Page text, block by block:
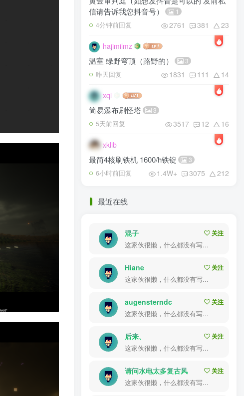
信请告诉我您抖音号）
1
4分钟前回复 2761 381 23
hajimilmz
温室 绿野穹顶（路野的） 3
昨天回复 1831 111 14
xql
简易瀑布刷怪塔 3
5天前回复 3517 12 16
xklib
最简4核刷铁机 1600/h铁锭 3
6小时前回复 1.4W+ 3075 212
最近在线
混子
关注
这家伙很懒，什么都没有写...
Hiane
关注
这家伙很懒，什么都没有写...
augensterndc
关注
这家伙很懒，什么都没有写...
后来、
关注
这家伙很懒，什么都没有写...
请问水电太多复古风
关注
这家伙很懒，什么都没有写...